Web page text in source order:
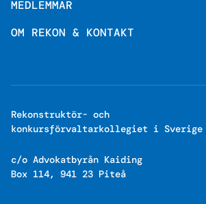
OM REKON & KONTAKT
MEDLEMMAR
OM REKON & KONTAKT
Rekonstruktör- och
konkursförvaltarkollegiet i Sverige
c/o Advokatbyrån Kaiding
Box 114, 941 23 Piteå